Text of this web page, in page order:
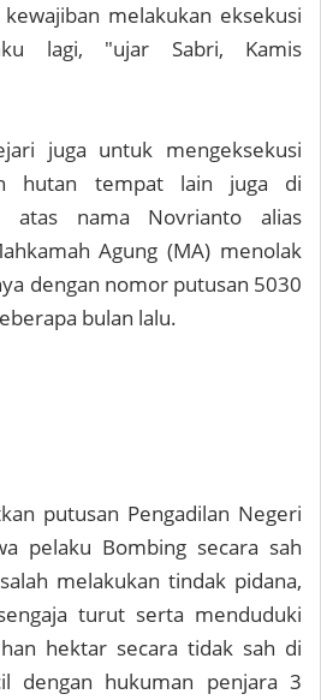
melakukan eksekusi
lagi, "ujar Sabri, Kamis
juga untuk mengeksekusi
hutan tempat lain juga di
atas nama Novrianto alias
Agung (MA) menolak
dengan nomor putusan 5030
bulan lalu.
putusan Pengadilan Negeri
pelaku Bombing secara sah
melakukan tindak pidana,
turut serta menduduki
hektar secara tidak sah di
dengan hukuman penjara 3